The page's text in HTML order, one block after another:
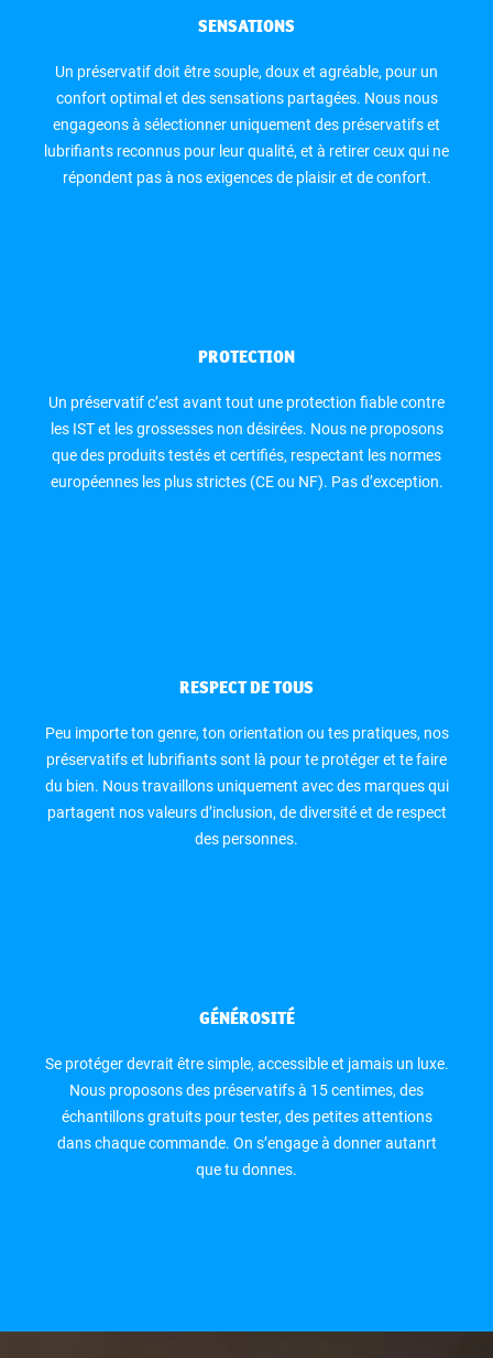
Information Comment choisir son gel
lubrifiant ?
Quelle est la fiabilité du préservatif ?
Comment stopper l’éjaculation précoce ?
SENSATIONS
Un préservatif doit être souple, doux et agréable, pour un
confort optimal et des sensations partagées. Nous nous
engageons à sélectionner uniquement des préservatifs et
lubrifiants reconnus pour leur qualité, et à retirer ceux qui ne
répondent pas à nos exigences de plaisir et de confort.
PROTECTION
Un préservatif c’est avant tout une protection fiable contre
les IST et les grossesses non désirées. Nous ne proposons
que des produits testés et certifiés, respectant les normes
européennes les plus strictes (CE ou NF). Pas d’exception.
RESPECT DE TOUS
Peu importe ton genre, ton orientation ou tes pratiques, nos
préservatifs et lubrifiants sont là pour te protéger et te faire
du bien. Nous travaillons uniquement avec des marques qui
partagent nos valeurs d’inclusion, de diversité et de respect
des personnes.
GÉNÉROSITÉ
Se protéger devrait être simple, accessible et jamais un luxe.
Nous proposons des préservatifs à 15 centimes, des
échantillons gratuits pour tester, des petites attentions
dans chaque commande. On s’engage à donner autanrt
que tu donnes.